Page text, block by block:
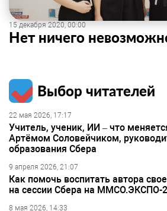
15 декабря 2020, 00:00
Нет ничего
Выбор читателей
22 мая 2026, 17:17
Учитель, ученик, ИИ – что
Артёмом Соловейчиком,
образования Сбера
9 апреля 2026, 21:07
Как помочь воспитать автора
на сессии Сбера на ММСО.ЭКСПО-
8 мая 2026, 14:33